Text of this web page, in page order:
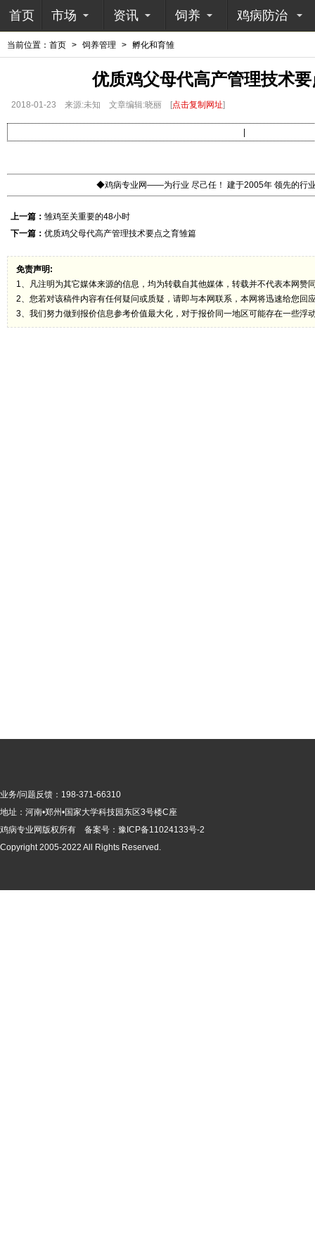
首页 市场 资讯 饲养 鸡病防治
当前位置： 首页 > 饲养管理 > 孵化和育雏
优质鸡父母代高产管理技术
2018-01-23 来源:未知 文章编辑:晓丽 [点击复制网址]
◆鸡病专业网——为行业 尽己任！ 建于2005年 领先的行
上一篇： 雏鸡至关重要的48小时
下一篇： 优质鸡父母代高产管理技术要点之育雏篇
免责声明:
1、凡注明为其它媒体来源的信息，均为转载自其他媒体，转载并不代表本网赞
2、您若对该稿件内容有任何疑问或质疑，请即与本网联系，本网将迅速给您回
3、我们努力做到报价信息参考价值最大化，对于报价同一地区可能存在一些浮
业务/问题反馈：198-371-66310
地址：河南•郑州•国家大学科技园东区3号楼C座
鸡病专业网版权所有 备案号： 豫ICP备11024133号-2
Copyright 2005-2022 All Rights Reserved.